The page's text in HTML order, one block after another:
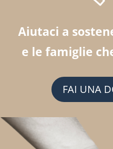
Aiutaci a
e le famiglie
FAI UNA